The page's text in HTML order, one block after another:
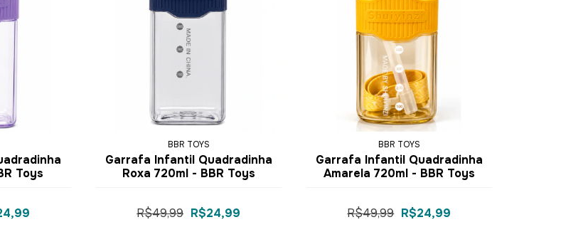
Toys
BBR TOYS
Garrafa Infantil Quadradinha
Roxa 720ml - BBR Toys
R$49,99 R$24,99
BBR TOYS
Garrafa Infantil Quadradinha
Amarela 720ml - BBR Toys
R$49,99 R$24,99